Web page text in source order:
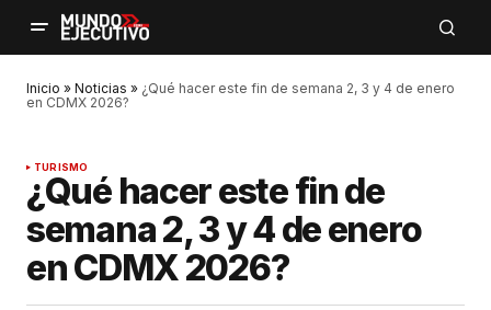
Inicio » Noticias » ¿Qué hacer este fin de semana 2, 3 y 4 de enero
en CDMX 2026?
TURISMO
¿Qué hacer este fin de
semana 2, 3 y 4 de enero
en CDMX 2026?